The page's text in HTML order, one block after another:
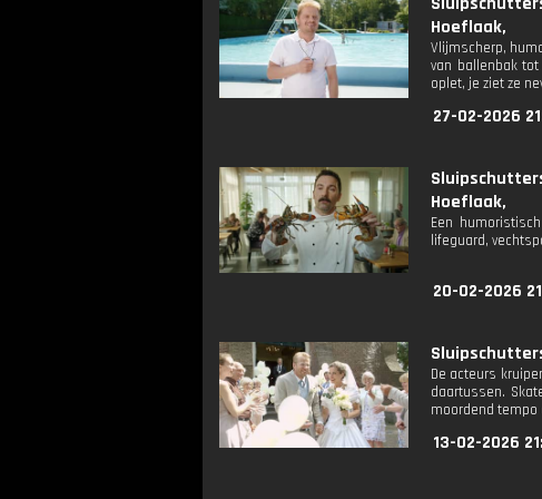
Hoeflaak,
Vlijmscherp,
van ballenbak
oplet, je ziet ze
27-02-2026
Hoeflaak,
Een
lifeguard,
20-02-2026
De acteurs
daartussen.
moordend tempo
13-02-2026